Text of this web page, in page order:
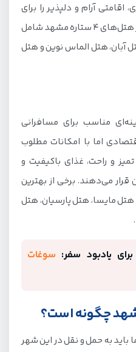
آرام و دلپذیر را برای
مهمانان فراهم می‌کنند. برخی از هتل‌های ۴ ستاره مشهد شامل
آبان، هتل الماس نوین و هتل
گزینه‌ای مناسب برای مسافرانی
اما با امکانات مطلوب
و راحت، غذای باکیفیت و
قرار می‌دهند. برخی از بهترین
هتل مایسا، هتل پارسیان، هتل
یادبود سفر: سوغات
چگونه است؟
باید به حمل و نقل در این شهر